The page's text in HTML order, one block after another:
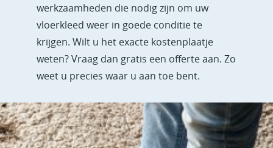
werkzaamheden die nodig zijn om uw
vloerkleed weer in goede conditie te
krijgen. Wilt u het exacte kostenplaatje
weten? Vraag dan gratis een offerte aan. Zo
weet u precies waar u aan toe bent.